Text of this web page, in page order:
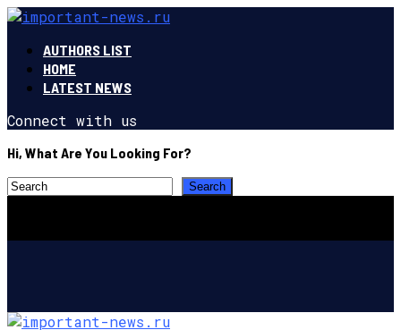
AUTHORS LIST
HOME
LATEST NEWS
Connect with us
Hi, What Are You Looking For?